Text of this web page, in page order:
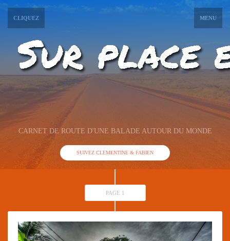
CLIQUEZ MENU
CARNET DE ROUTE D'UNE BALADE AUTOUR DU MONDE
SUIVEZ CLEMENTINE & FABIEN
PAGE 1